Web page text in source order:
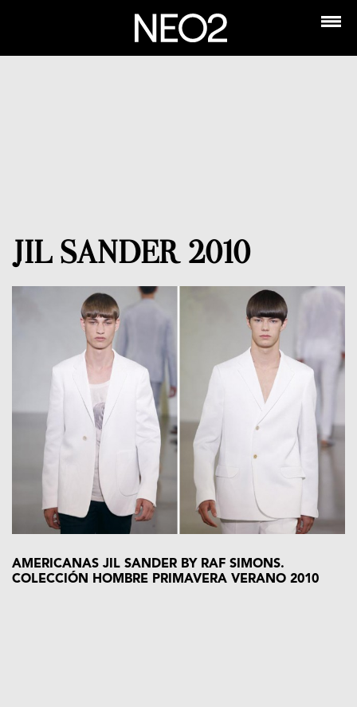
JIL SANDER 2010
AMERICANAS JIL SANDER BY RAF SIMONS.
COLECCIÓN HOMBRE PRIMAVERA VERANO 2010